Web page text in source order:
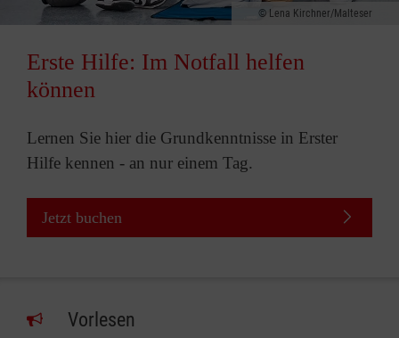
Lena Kirchner/Malteser
Erste Hilfe: Im Notfall helfen
können
Lernen Sie hier die Grundkenntnisse in Erster
Hilfe kennen - an nur einem Tag.
Jetzt buchen
Vorlesen